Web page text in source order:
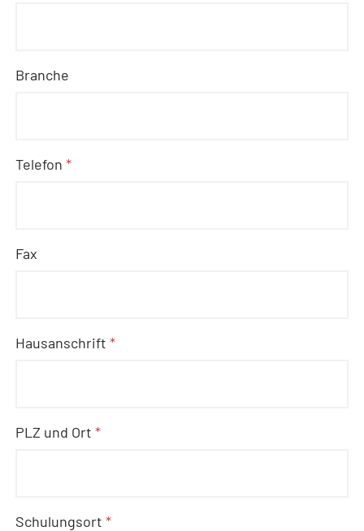
Branche
Telefon*
Fax
Hausanschrift*
PLZ und Ort*
Schulungsort*